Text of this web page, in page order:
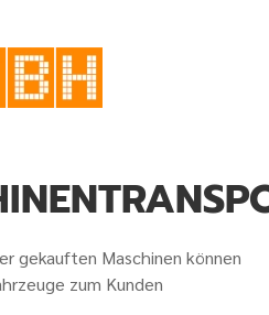
gekauften Maschinen können
zum Kunden